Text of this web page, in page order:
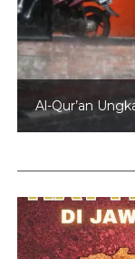
Al-Qur’an